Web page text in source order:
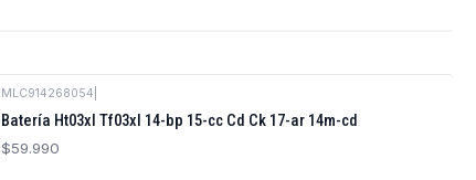
MLC914268054
Batería Ht03xl Tf03xl 14-bp 15-cc Cd Ck 17-ar 14m-cd
$59.990